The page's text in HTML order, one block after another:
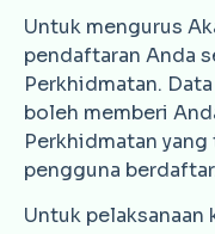
Untuk mengurus
pendaftaran Anda
Perkhidmatan.
boleh memberi
Perkhidmatan
pengguna
Untuk pelaksanaan